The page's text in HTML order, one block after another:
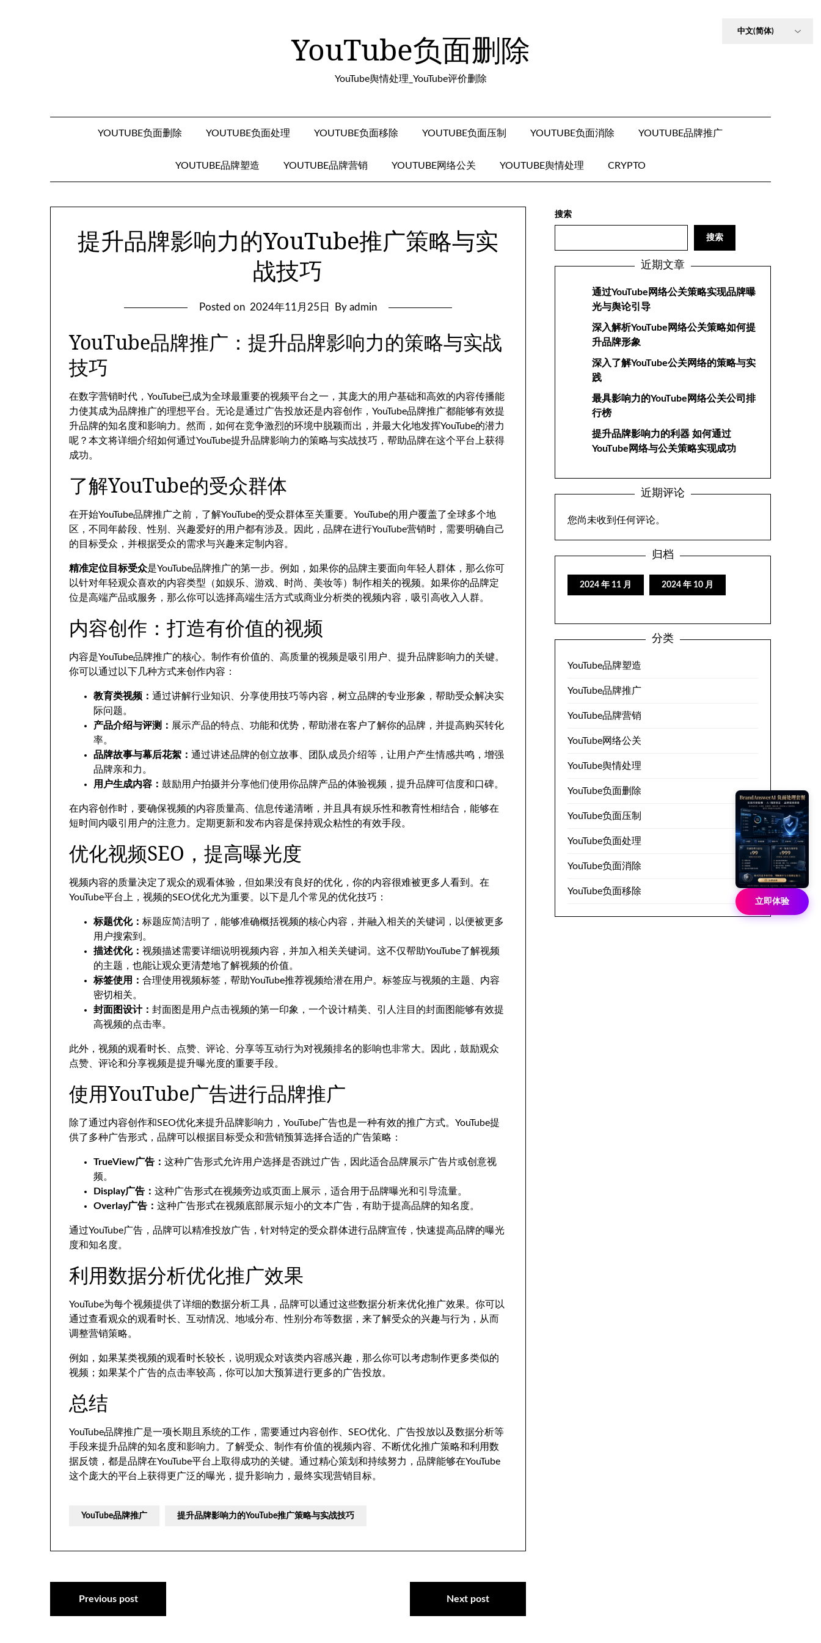
YouTube负面删除
YouTube舆情处理_YouTube评价删除
YOUTUBE负面删除 YOUTUBE负面处理 YOUTUBE负面移除 YOUTUBE负面压制 YOUTUBE负面消除 YOUTUBE品牌推广
YOUTUBE品牌塑造 YOUTUBE品牌营销 YOUTUBE网络公关 YOUTUBE舆情处理 CRYPTO
提升品牌影响力的YouTube推广策略与实
战技巧
Posted on 2024年11月25日 By admin
YouTube品牌推广：提升品牌影响力的策略与实战
技巧
在数字营销时代，YouTube已成为全球最重要的视频平台之一，其庞大的用户基础和高效的内容传播能
力使其成为品牌推广的理想平台。无论是通过广告投放还是内容创作，YouTube品牌推广都能够有效提
升品牌的知名度和影响力。然而，如何在竞争激烈的环境中脱颖而出，并最大化地发挥YouTube的潜力
呢？本文将详细介绍如何通过YouTube提升品牌影响力的策略与实战技巧，帮助品牌在这个平台上获得
成功。
了解YouTube的受众群体
在开始YouTube品牌推广之前，了解YouTube的受众群体至关重要。YouTube的用户覆盖了全球多个地
区，不同年龄段、性别、兴趣爱好的用户都有涉及。因此，品牌在进行YouTube营销时，需要明确自己
的目标受众，并根据受众的需求与兴趣来定制内容。
精准定位目标受众是YouTube品牌推广的第一步。例如，如果你的品牌主要面向年轻人群体，那么你可
以针对年轻观众喜欢的内容类型（如娱乐、游戏、时尚、美妆等）制作相关的视频。如果你的品牌定
位是高端产品或服务，那么你可以选择高端生活方式或商业分析类的视频内容，吸引高收入人群。
内容创作：打造有价值的视频
内容是YouTube品牌推广的核心。制作有价值的、高质量的视频是吸引用户、提升品牌影响力的关键。
你可以通过以下几种方式来创作内容：
教育类视频： 通过讲解行业知识、分享使用技巧等内容，树立品牌的专业形象，帮助受众解决实
际问题。
产品介绍与评测： 展示产品的特点、功能和优势，帮助潜在客户了解你的品牌，并提高购买转化
率。
品牌故事与幕后花絮： 通过讲述品牌的创立故事、团队成员介绍等，让用户产生情感共鸣，增强
品牌亲和力。
用户生成内容： 鼓励用户拍摄并分享他们使用你品牌产品的体验视频，提升品牌可信度和口碑。
在内容创作时，要确保视频的内容质量高、信息传递清晰，并且具有娱乐性和教育性相结合，能够在
短时间内吸引用户的注意力。定期更新和发布内容是保持观众粘性的有效手段。
优化视频SEO，提高曝光度
视频内容的质量决定了观众的观看体验，但如果没有良好的优化，你的内容很难被更多人看到。在
YouTube平台上，视频的SEO优化尤为重要。以下是几个常见的优化技巧：
标题优化： 标题应简洁明了，能够准确概括视频的核心内容，并融入相关的关键词，以便被更多
用户搜索到。
描述优化： 视频描述需要详细说明视频内容，并加入相关关键词。这不仅帮助YouTube了解视频
的主题，也能让观众更清楚地了解视频的价值。
标签使用： 合理使用视频标签，帮助YouTube推荐视频给潜在用户。标签应与视频的主题、内容
密切相关。
封面图设计： 封面图是用户点击视频的第一印象，一个设计精美、引人注目的封面图能够有效提
高视频的点击率。
此外，视频的观看时长、点赞、评论、分享等互动行为对视频排名的影响也非常大。因此，鼓励观众
点赞、评论和分享视频是提升曝光度的重要手段。
使用YouTube广告进行品牌推广
除了通过内容创作和SEO优化来提升品牌影响力，YouTube广告也是一种有效的推广方式。YouTube提
供了多种广告形式，品牌可以根据目标受众和营销预算选择合适的广告策略：
TrueView广告： 这种广告形式允许用户选择是否跳过广告，因此适合品牌展示广告片或创意视
频。
Display广告： 这种广告形式在视频旁边或页面上展示，适合用于品牌曝光和引导流量。
Overlay广告： 这种广告形式在视频底部展示短小的文本广告，有助于提高品牌的知名度。
通过YouTube广告，品牌可以精准投放广告，针对特定的受众群体进行品牌宣传，快速提高品牌的曝光
度和知名度。
利用数据分析优化推广效果
YouTube为每个视频提供了详细的数据分析工具，品牌可以通过这些数据分析来优化推广效果。你可以
通过查看观众的观看时长、互动情况、地域分布、性别分布等数据，来了解受众的兴趣与行为，从而
调整营销策略。
例如，如果某类视频的观看时长较长，说明观众对该类内容感兴趣，那么你可以考虑制作更多类似的
视频；如果某个广告的点击率较高，你可以加大预算进行更多的广告投放。
总结
YouTube品牌推广是一项长期且系统的工作，需要通过内容创作、SEO优化、广告投放以及数据分析等
手段来提升品牌的知名度和影响力。了解受众、制作有价值的视频内容、不断优化推广策略和利用数
据反馈，都是品牌在YouTube平台上取得成功的关键。通过精心策划和持续努力，品牌能够在YouTube
这个庞大的平台上获得更广泛的曝光，提升影响力，最终实现营销目标。
YouTube品牌推广 提升品牌影响力的YouTube推广策略与实战技巧
章
Previous post Next post
搜索
搜索
近期文章
通过YouTube网络公关策略实现品牌曝
光与舆论引导
深入解析YouTube网络公关策略如何提
升品牌形象
深入了解YouTube公关网络的策略与实
践
最具影响力的YouTube网络公关公司排
行榜
提升品牌影响力的利器 如何通过
YouTube网络与公关策略实现成功
近期评论
您尚未收到任何评论。
归档
2024 年 11 月 2024 年 10 月
分类
YouTube品牌塑造
YouTube品牌推广
YouTube品牌营销
YouTube网络公关
YouTube舆情处理
YouTube负面删除
YouTube负面压制
YouTube负面处理
YouTube负面消除
YouTube负面移除
立即体验